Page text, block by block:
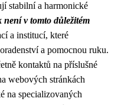
stabilní a harmonické
není v tomto důležitém
a institucí, které
a pomocnou ruku.
kontaktů na příslušné
webových stránkách
na specializovaných